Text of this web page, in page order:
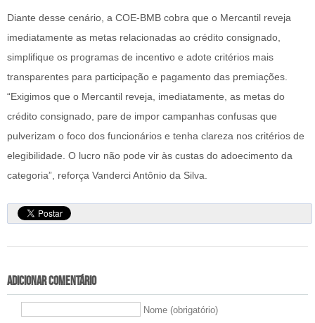
Diante desse cenário, a COE-BMB cobra que o Mercantil reveja
imediatamente as metas relacionadas ao crédito consignado,
simplifique os programas de incentivo e adote critérios mais
transparentes para participação e pagamento das premiações.
“Exigimos que o Mercantil reveja, imediatamente, as metas do
crédito consignado, pare de impor campanhas confusas que
pulverizam o foco dos funcionários e tenha clareza nos critérios de
elegibilidade. O lucro não pode vir às custas do adoecimento da
categoria”, reforça Vanderci Antônio da Silva.
Adicionar comentário
Nome (obrigatório)